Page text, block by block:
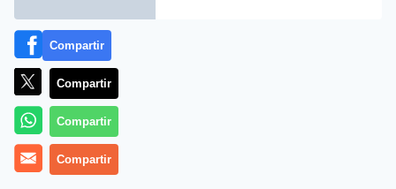
Compartir
Compartir
Compartir
Compartir